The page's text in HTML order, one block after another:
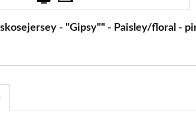
- "Gipsy"" - Paisley/floral -